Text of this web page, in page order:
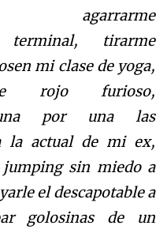
agarrarme
tirarme
en mi clase de yoga,
rojo furioso,
por unalas
la actualde mi ex,
jumping sin miedo a
el descapotable a
ar golosinas de un